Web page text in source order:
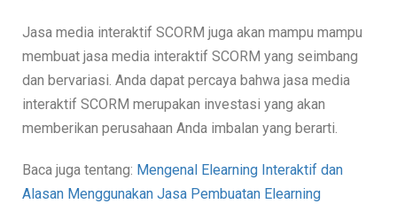
Jasa media interaktif SCORM juga akan mampu mampu
membuat jasa media interaktif SCORM yang seimbang
dan bervariasi. Anda dapat percaya bahwa jasa media
interaktif SCORM merupakan investasi yang akan
memberikan perusahaan Anda imbalan yang berarti.
Baca juga tentang: Mengenal Elearning Interaktif dan
Alasan Menggunakan Jasa Pembuatan Elearning